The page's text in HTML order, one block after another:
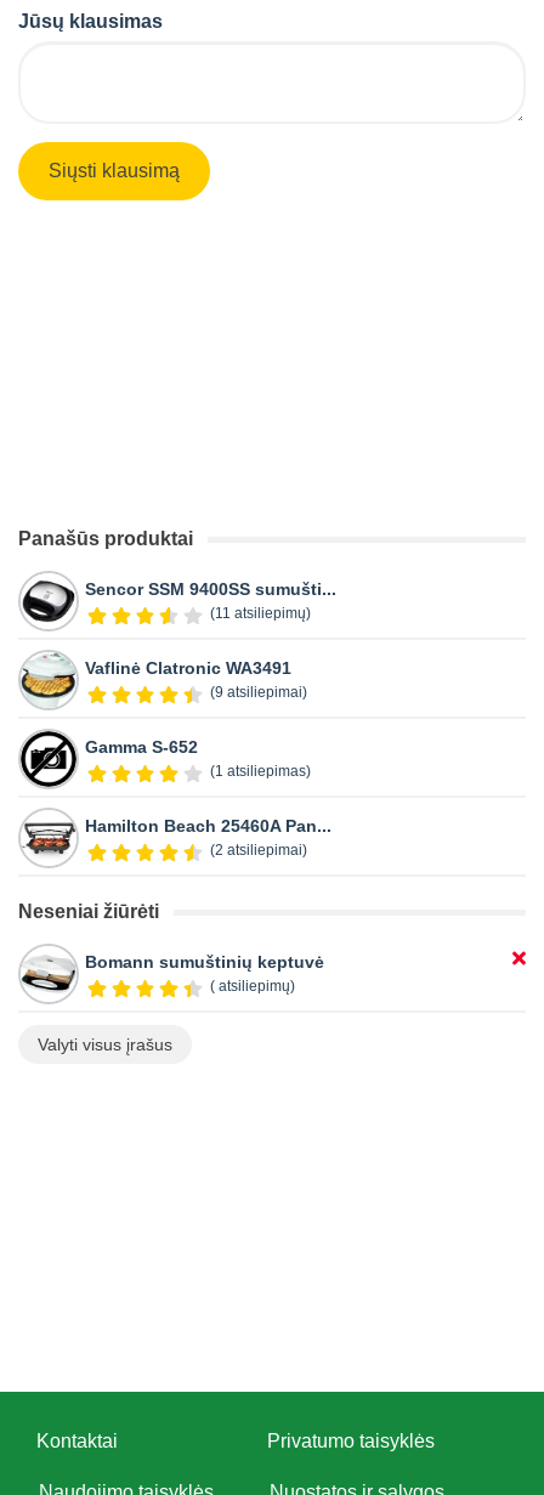
Jūsų klausimas
Panašūs produktai
Sencor SSM 9400SS sumušti...
(11 atsiliepimų)
Vaflinė Clatronic WA3491
(9 atsiliepimai)
Gamma S-652
(1 atsiliepimas)
Hamilton Beach 25460A Pan...
(2 atsiliepimai)
Neseniai žiūrėti
Bomann sumuštinių keptuvė
( atsiliepimų)
Valyti visus įrašus
Kontaktai Privatumo taisyklės